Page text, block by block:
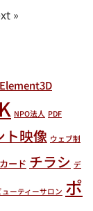
»
Element3D
NPO法人 PDF
ト映像 ウェブ制
ード チラシ デ
ューティーサロン ポ